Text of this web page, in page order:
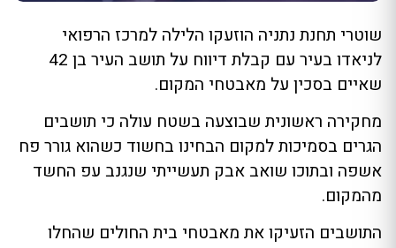
שוטרי תחנת נתניה הוזעקו הלילה למרכז הרפואי
לניאדו בעיר עם קבלת דיווח על תושב העיר בן 42
שאיים בסכין על מאבטחי המקום.
מחקירה ראשונית שבוצעה בשטח עולה כי תושבים
הגרים בסמיכות למקום הבחינו בחשוד כשהוא גורר פח
אשפה ובתוכו שואב אבק תעשייתי שנגנב עפ החשד
מהמקום.
התושבים הזעיקו את מאבטחי בית החולים שהחלו